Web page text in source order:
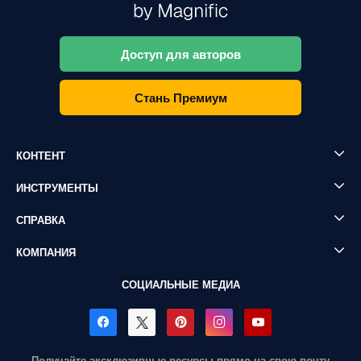
Доступ для авторов
Стань Премиум
КОНТЕНТ
ИНСТРУМЕНТЫ
СПРАВКА
КОМПАНИЯ
СОЦИАЛЬНЫЕ МЕДИА